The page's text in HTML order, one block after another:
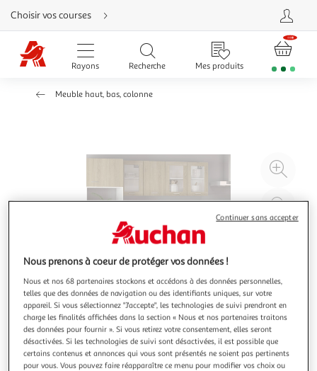
Aller
directement
au
contenu
Aller
directement
Aller
Choisir vos courses
Rayons Recherche Mes produits
Meuble haut, bas, colonne
à
Illustration
précédente
Illustration
suivante
Nous prenons à coeur de protéger vos données !
Nous et nos 68 partenaires stockons et accédons à des données personnelles,
telles que des données de navigation ou des identifiants uniques, sur votre
appareil. Si vous sélectionnez "J'accepte", les technologies de suivi prendront en
charge les finalités affichées dans la section « Nous et nos partenaires traitons
des données pour fournir ». Si vous retirez votre consentement, elles seront
désactivées. Si les technologies de suivi sont désactivées, il est possible que
certains contenus et annonces qui vous sont présentés ne soient pas pertinents
pour vous. Vous pouvez faire réapparaître ce menu pour modifier vos choix ou
Continuer sans accepter